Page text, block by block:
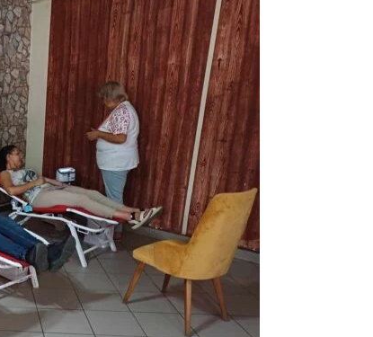
ДИСЕМИНАЦИЈА
MЕЃУНАРОДНО ХУМАНИТАРНО ПРАВО
ПРОМОЦИЈА НА ХУМАНИ ВРЕДНОСТИ
УПОТРЕБА И ЗАШТИТА НА АМБЛЕМОТ
СОЦИЈАЛНО ХУМАНИТАРНА ДЕЈНОСТ
КАКО ДА ДОНИРАТЕ
ПОДГОТВЕНОСТ И ДЕЈСТВО ПРИ КАТАСТРОФИ
ТИМОВИ НА ООЦК
СПАСИТЕЛНА СТАНИЦА ВОДНО
ПРОЕКТИ – ПОДГОТВЕНОСТ И ДЕЈСТВУВАЊЕ ПРИ КАТАСТРОФИ